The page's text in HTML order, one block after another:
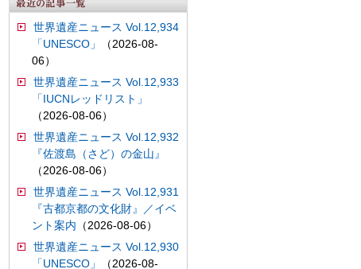
世界遺産ニュース Vol.12,934
「UNESCO」
（2026-08-
06）
世界遺産ニュース Vol.12,933
「IUCNレッドリスト」
（2026-08-06）
世界遺産ニュース Vol.12,932
『佐渡島（さど）の金山』
（2026-08-06）
世界遺産ニュース Vol.12,931
『古都京都の文化財』／イベ
ント案内 （2026-08-06）
世界遺産ニュース Vol.12,930
「UNESCO」
（2026-08-